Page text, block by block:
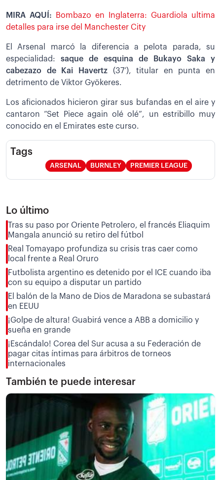
MIRA AQUÍ:
Bombazo en Inglaterra: Guardiola ultima
detalles para irse del Manchester City
El Arsenal marcó la diferencia a pelota parada, su
especialidad: saque de esquina de Bukayo Saka y
cabezazo de Kai Havertz(37’), titular en punta en
detrimento de Viktor Gyökeres.
Los aficionados hicieron girar sus bufandas en el aire y
cantaron “Set Piece again olé olé”, un estribillo muy
conocido en el Emirates este curso.
Tags
ARSENAL BURNLEY PREMIER LEAGUE
Lo último
Tras su paso por Oriente Petrolero, el francés Eliaquim
Mangala anunció su retiro del fútbol
Real Tomayapo profundiza su crisis tras caer como
local frente a Real Oruro
Futbolista argentino es detenido por el ICE cuando iba
con su equipo a disputar un partido
El balón de la Mano de Dios de Maradona se subastará
en EEUU
¡Golpe de altura! Guabirá vence a ABB a domicilio y
sueña en grande
¡Escándalo! Corea del Sur acusa a su Federación de
pagar citas íntimas para árbitros de torneos
internacionales
También te puede interesar